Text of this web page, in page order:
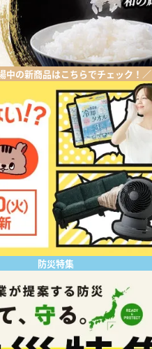
中の新商品はこちらでチェック！／
防災特集